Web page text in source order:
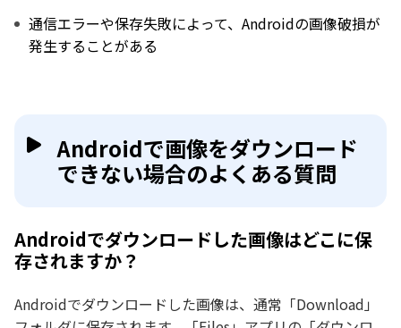
通信エラーや保存失敗によって、Androidの画像破損が
発生することがある
Androidで画像をダウンロード
できない場合のよくある質問
Androidでダウンロードした画像はどこに保
存されますか？
Androidでダウンロードした画像は、通常「Download」